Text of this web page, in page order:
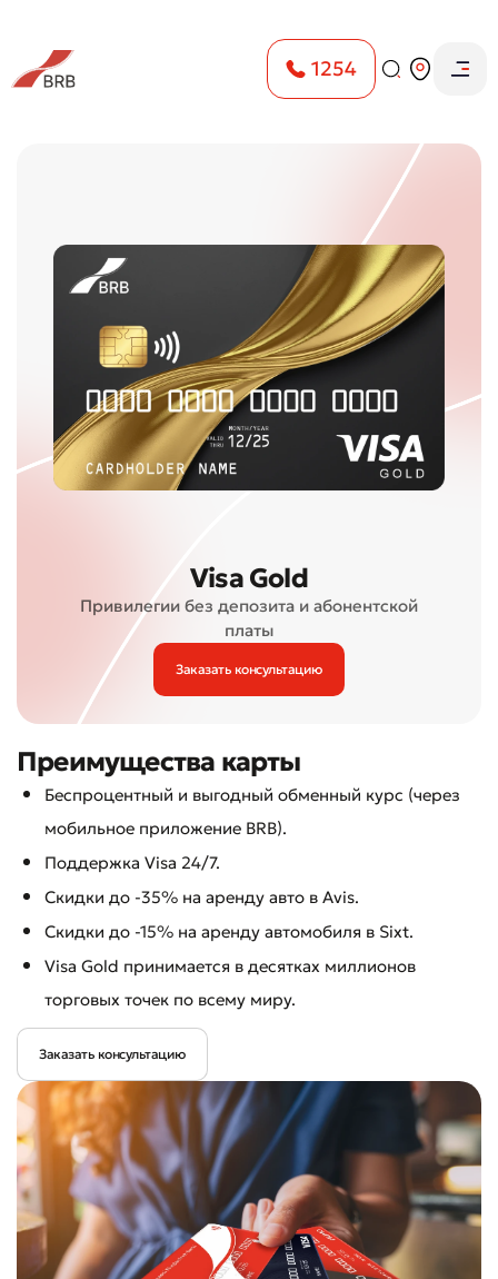
1254
Visa Gold
Привилегии без депозита и абонентской
платы
Заказать консультацию
Преимущества карты
Беспроцентный и выгодный обменный курс (через
мобильное приложение BRB).
Поддержка Visa 24/7.
Скидки до -35% на аренду авто в Avis.
Скидки до -15% на аренду автомобиля в Sixt.
Visa Gold принимается в десятках миллионов
торговых точек по всему миру.
Заказать консультацию